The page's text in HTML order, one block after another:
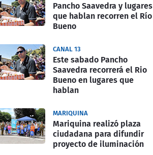
Pancho Saavedra y lugares
que hablan recorren el Río
Bueno
CANAL 13
Este sabado Pancho
Saavedra recorrerá el Rio
Bueno en lugares que
hablan
MARIQUINA
Mariquina realizó plaza
ciudadana para difundir
proyecto de iluminación